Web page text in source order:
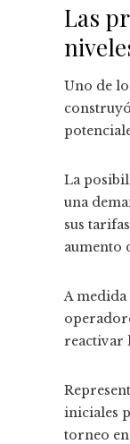
Las
Uno de
La
una
sus
aumento
A
reactivar
iniciales
torneo